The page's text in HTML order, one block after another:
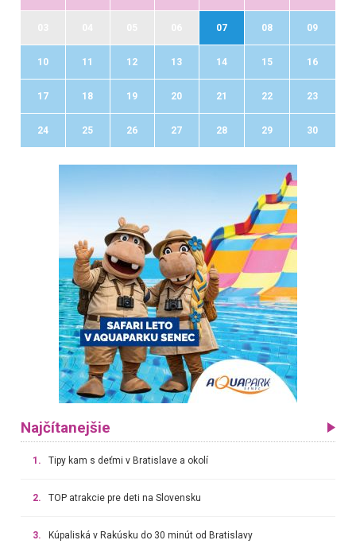
07 08 09
10 11 12 13 14 15 16
17 18 19 20 21 22 23
24 25 26 27 28 29 30
Najčítanejšie
1. Tipy kam s deťmi v Bratislave a okolí
2. TOP atrakcie pre deti na Slovensku
3. Kúpaliská v Rakúsku do 30 minút od Bratislavy